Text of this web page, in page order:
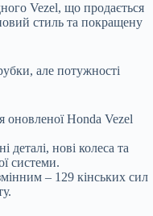
Vezel, що продається
стиль та покращену
оновленої Honda Vezel
деталі, нові колеса та
системи.
– 129 кінських сил